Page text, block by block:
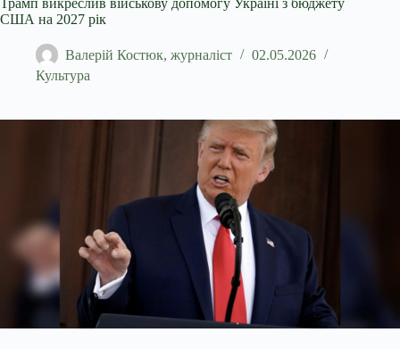
Трамп викреслив військову допомогу Україні з бюджету
США на 2027 рік
Валерій Костюк, журналіст
02.05.2026
Культура